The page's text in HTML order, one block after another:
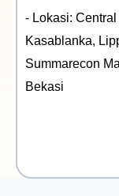
- Lokasi:
Kasablanka,
Summarecon
Bekasi